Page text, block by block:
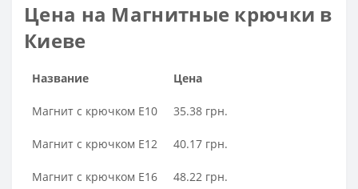
Цена на Магнитные крючки в
Киеве
Название Цена
Магнит с крючком E10 35.38 грн.
Магнит с крючком E12 40.17 грн.
Магнит с крючком E16 48.22 грн.